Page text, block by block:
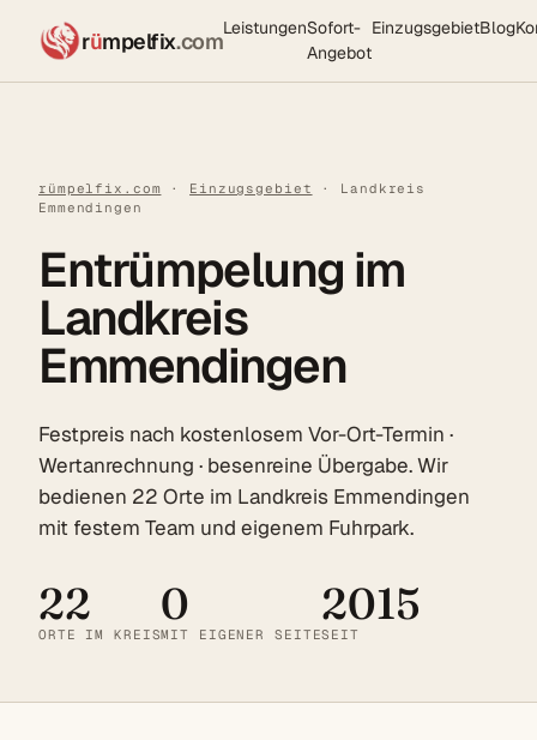
rümpelfix.comLeistungenSofort-
Angebot
EinzugsgebietBlog
rümpelfix.com · Einzugsgebiet
· Landkreis
Emmendingen
Entrümpelung im
Landkreis
Emmendingen
Festpreis nach kostenlosem Vor-Ort-Termin ·
Wertanrechnung · besenreine Übergabe. Wir
bedienen 22 Orte im Landkreis Emmendingen
mit festem Team und eigenem Fuhrpark.
22
ORTE IM KREIS
0
MIT EIGENER SEITE
2015
SEIT